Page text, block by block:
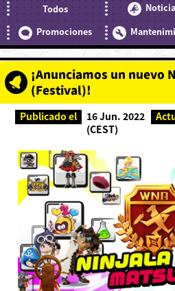
Todos
Promociones
¡Anunciamos un nuevo
(Festival)!
Publicado el
16 Jun. 2022
(CEST)